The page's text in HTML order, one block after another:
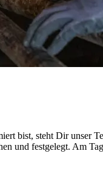
bist, steht Dir unser
und festgelegt. Am